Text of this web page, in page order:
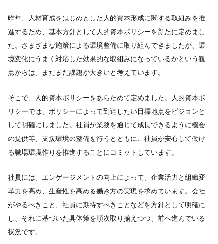
昨年、人材育成をはじめとした人的資本形成に関する取組みを推
進するため、基本方針として人的資本ポリシーを新たに定めまし
た。さまざまな施策による環境整備に取り組んできましたが、環
境変化にうまく対応した効果的な取組みになっているかという観
点からは、まだまだ課題が大きいと考えています。
そこで、人的資本ポリシーをあらためて定めました。人的資本ポ
リシーでは、ポリシーによって到達したい目標地点をビジョンと
して明確にしました。社員が業務を通じて成長できるように機会
の提供等、支援環境の整備を行うとともに、社員が安心して働け
る職場環境作りを推進することにコミットしています。
社員には、エンゲージメントの向上によって、企業活力と組織変
革力を高め、生産性を高める働き方の実現を求めています。会社
がやるべきこと、社員に期待すべきことなどを方針として明確に
し、それに基づいた具体策を順次取り揃えつつ、前へ進んでいる
状況です。